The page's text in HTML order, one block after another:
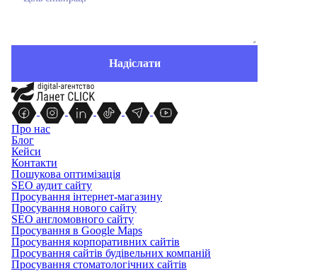
Про нас
Блог
Кейси
Контакти
Пошукова оптимізація
SEO аудит сайту
Просування інтернет-магазину
Просування нового сайту
SEO англомовного сайту
Просування в Google Maps
Просування корпоративних сайтів
Просування сайтів будівельних компаній
Просування стоматологічних сайтів